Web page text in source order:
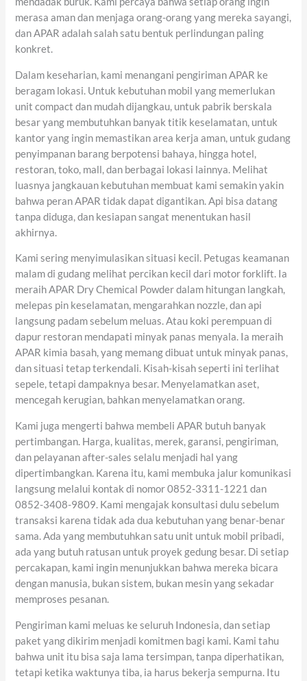
merasa aman dan menjaga orang-orang yang mereka sayangi,
dan APAR adalah salah satu bentuk perlindungan paling
konkret.
Dalam keseharian, kami menangani pengiriman APAR ke
beragam lokasi. Untuk kebutuhan mobil yang memerlukan
unit compact dan mudah dijangkau, untuk pabrik berskala
besar yang membutuhkan banyak titik keselamatan, untuk
kantor yang ingin memastikan area kerja aman, untuk gudang
penyimpanan barang berpotensi bahaya, hingga hotel,
restoran, toko, mall, dan berbagai lokasi lainnya. Melihat
luasnya jangkauan kebutuhan membuat kami semakin yakin
bahwa peran APAR tidak dapat digantikan. Api bisa datang
tanpa diduga, dan kesiapan sangat menentukan hasil
akhirnya.
Kami sering menyimulasikan situasi kecil. Petugas keamanan
malam di gudang melihat percikan kecil dari motor forklift. Ia
meraih APAR Dry Chemical Powder dalam hitungan langkah,
melepas pin keselamatan, mengarahkan nozzle, dan api
langsung padam sebelum meluas. Atau koki perempuan di
dapur restoran mendapati minyak panas menyala. Ia meraih
APAR kimia basah, yang memang dibuat untuk minyak panas,
dan situasi tetap terkendali. Kisah-kisah seperti ini terlihat
sepele, tetapi dampaknya besar. Menyelamatkan aset,
mencegah kerugian, bahkan menyelamatkan orang.
Kami juga mengerti bahwa membeli APAR butuh banyak
pertimbangan. Harga, kualitas, merek, garansi, pengiriman,
dan pelayanan after-sales selalu menjadi hal yang
dipertimbangkan. Karena itu, kami membuka jalur komunikasi
langsung melalui kontak di nomor 0852-3311-1221 dan
0852-3408-9809. Kami mengajak konsultasi dulu sebelum
transaksi karena tidak ada dua kebutuhan yang benar-benar
sama. Ada yang membutuhkan satu unit untuk mobil pribadi,
ada yang butuh ratusan untuk proyek gedung besar. Di setiap
percakapan, kami ingin menunjukkan bahwa mereka bicara
dengan manusia, bukan sistem, bukan mesin yang sekadar
memproses pesanan.
Pengiriman kami meluas ke seluruh Indonesia, dan setiap
paket yang dikirim menjadi komitmen bagi kami. Kami tahu
bahwa unit itu bisa saja lama tersimpan, tanpa diperhatikan,
tetapi ketika waktunya tiba, ia harus bekerja sempurna. Itu